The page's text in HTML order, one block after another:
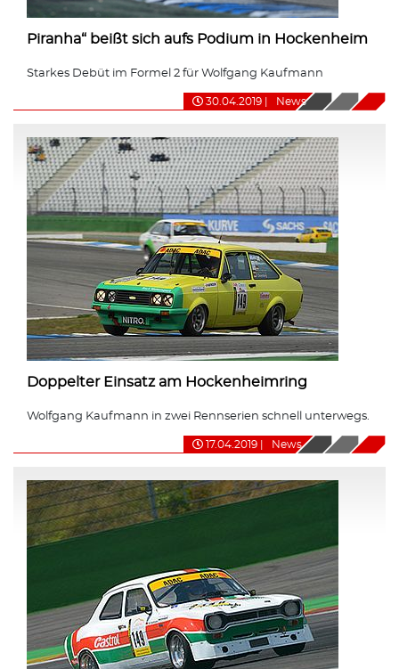
Piranha“ beißt sich aufs Podium in Hockenheim
Starkes Debüt im Formel 2 für Wolfgang Kaufmann
30.04.2019 News
Doppelter Einsatz am Hockenheimring
Wolfgang Kaufmann in zwei Rennserien schnell unterwegs.
17.04.2019 News